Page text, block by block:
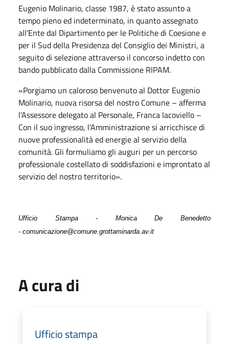
Eugenio Molinario, classe 1987, è stato assunto a
tempo pieno ed indeterminato, in quanto assegnato
all'Ente dal Dipartimento per le Politiche di Coesione e
per il Sud della Presidenza del Consiglio dei Ministri, a
seguito di selezione attraverso il concorso indetto con
bando pubblicato dalla Commissione RIPAM.
«Porgiamo un caloroso benvenuto al Dottor Eugenio
Molinario, nuova risorsa del nostro Comune – afferma
l'Assessore delegato al Personale, Franca Iacoviello –
Con il suo ingresso, l’Amministrazione si arricchisce di
nuove professionalità ed energie al servizio della
comunità. Gli formuliamo gli auguri per un percorso
professionale costellato di soddisfazioni e improntato al
servizio del nostro territorio».
Ufficio Stampa - Monica De Benedetto
- comunicazione@comune.grottaminarda.av.it
A cura di
Ufficio stampa